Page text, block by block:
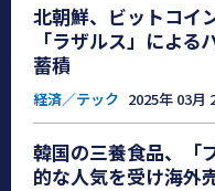
北朝鮮、ビットコイ
「ラザルス」によ
蓄積
経済／テック 2025年 03月
韓国の三養食品、「
的な人気を受け海外